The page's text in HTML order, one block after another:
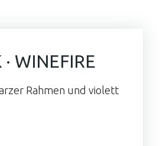
WINEFIRE
Rahmen und violett